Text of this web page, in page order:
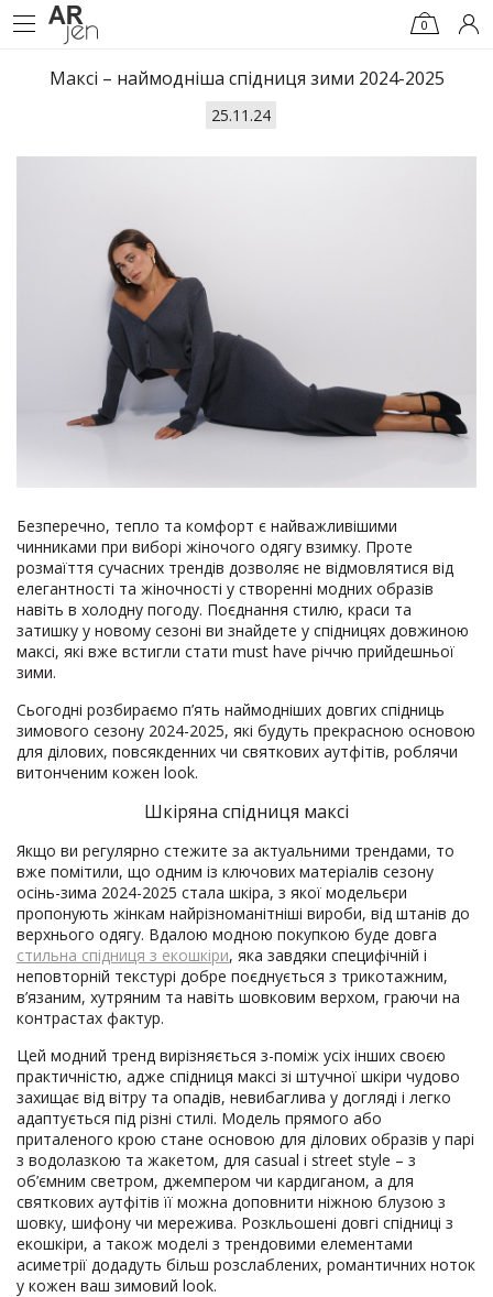
0
Максі – наймодніша спідниця зими 2024-2025
25.11.24
Безперечно, тепло та комфорт є найважливішими
чинниками при виборі жіночого одягу взимку. Проте
розмаїття сучасних трендів дозволяє не відмовлятися від
елегантності та жіночності у створенні модних образів
навіть в холодну погоду. Поєднання стилю, краси та
затишку у новому сезоні ви знайдете у спідницях довжиною
максі, які вже встигли стати must have річчю прийдешньої
зими.
Сьогодні розбираємо п’ять наймодніших довгих спідниць
зимового сезону 2024-2025, які будуть прекрасною основою
для ділових, повсякденних чи святкових аутфітів, роблячи
витонченим кожен look.
Шкіряна спідниця максі
Якщо ви регулярно стежите за актуальними трендами, то
вже помітили, що одним із ключових матеріалів сезону
осінь-зима 2024-2025 стала шкіра, з якої модельєри
пропонують жінкам найрізноманітніші вироби, від штанів до
верхнього одягу. Вдалою модною покупкою буде довга
стильна спідниця з екошкіри, яка завдяки специфічній і
неповторній текстурі добре поєднується з трикотажним,
в’язаним, хутряним та навіть шовковим верхом, граючи на
контрастах фактур.
Цей модний тренд вирізняється з-поміж усіх інших своєю
практичністю, адже спідниця максі зі штучної шкіри чудово
захищає від вітру та опадів, невибаглива у догляді і легко
адаптується під різні стилі. Модель прямого або
приталеного крою стане основою для ділових образів у парі
з водолазкою та жакетом, для casual і street style – з
об’ємним светром, джемпером чи кардиганом, а для
святкових аутфітів її можна доповнити ніжною блузою з
шовку, шифону чи мережива. Розкльошені довгі спідниці з
екошкіри, а також моделі з трендовими елементами
асиметрії додадуть більш розслаблених, романтичних ноток
у кожен ваш зимовий look.